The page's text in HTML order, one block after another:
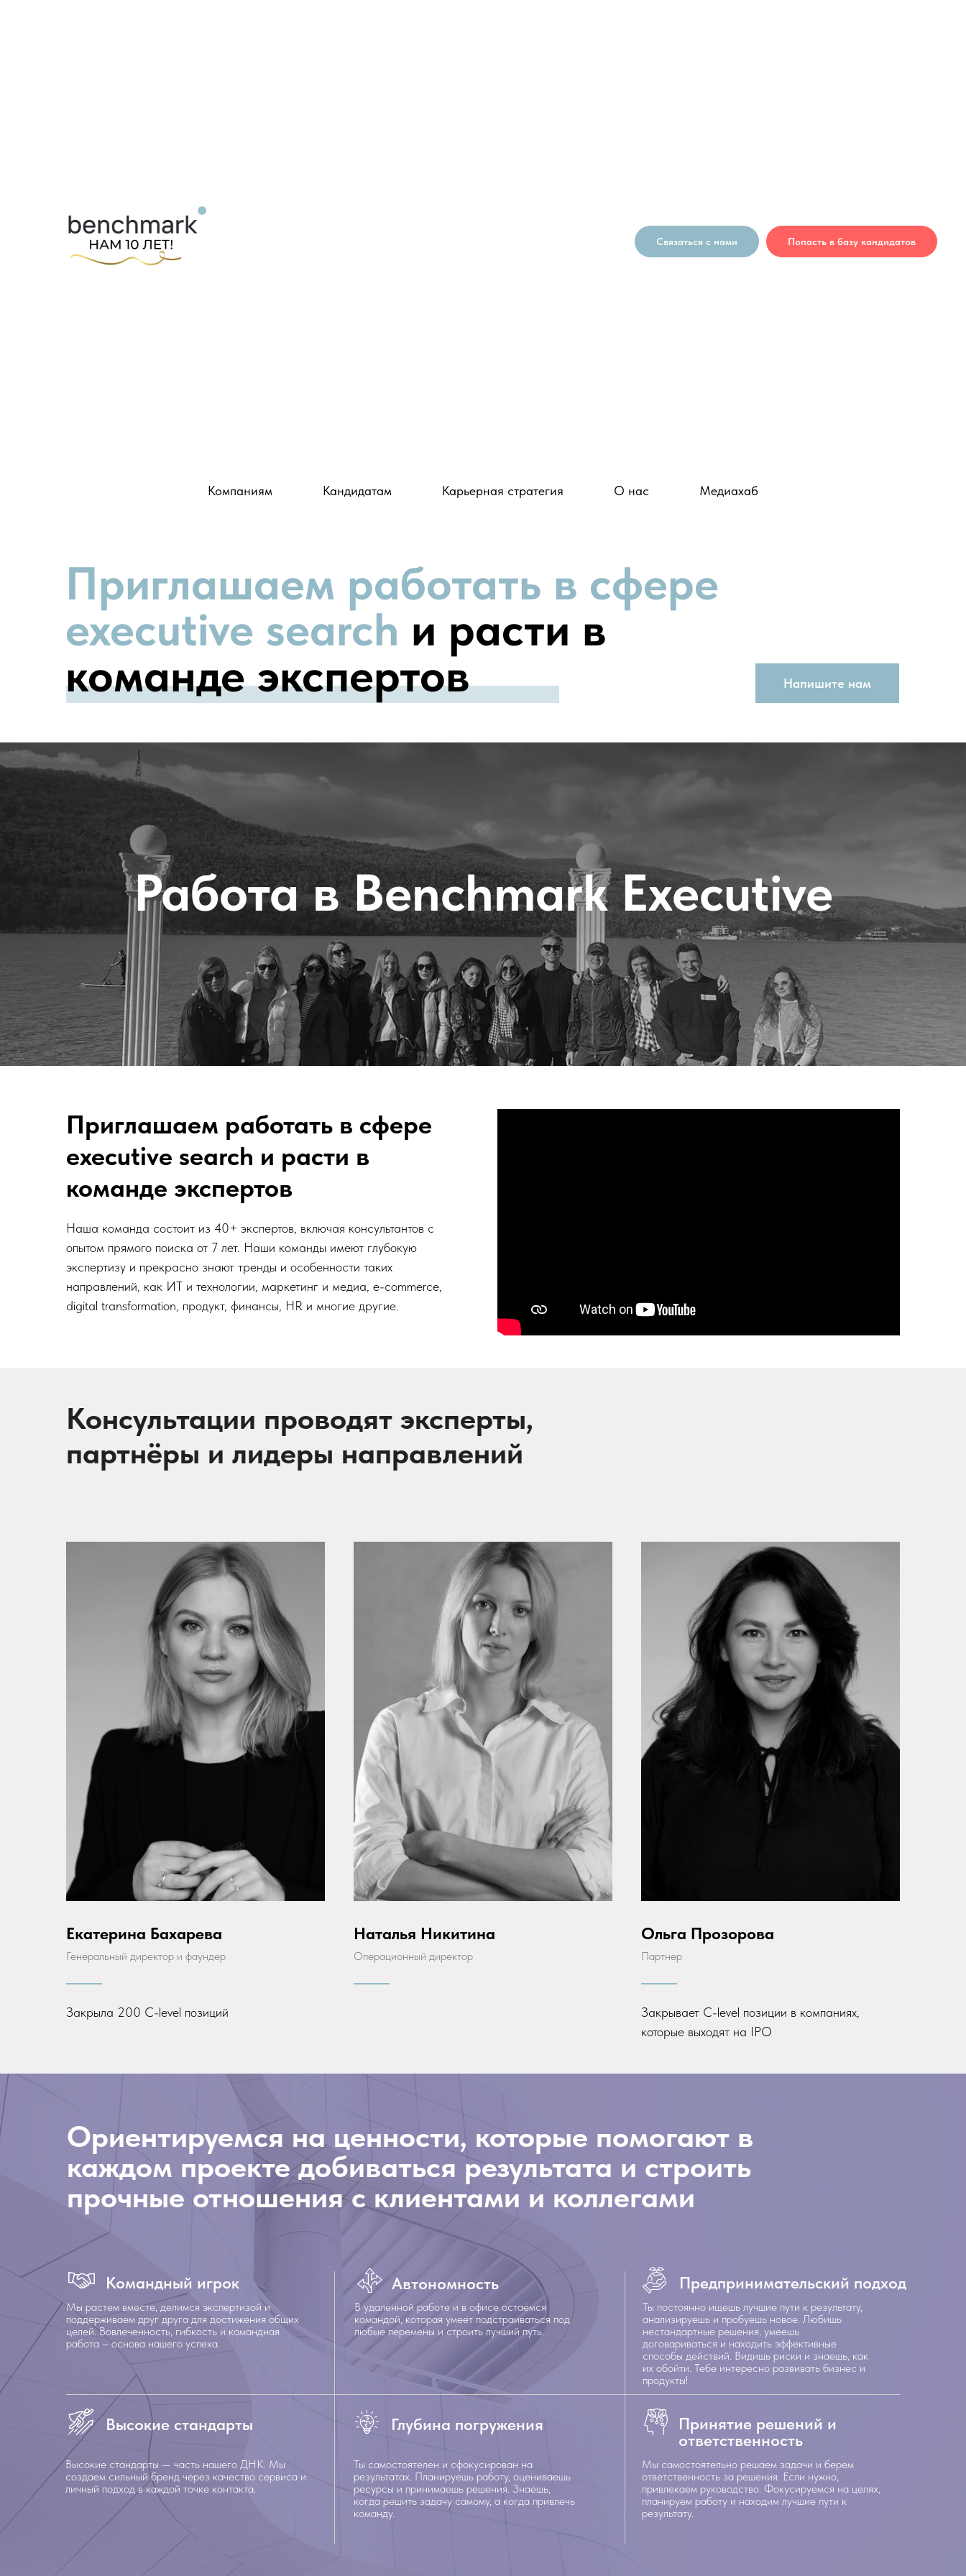
Связаться с нами Попасть в базу кандидатов
Компаниям Кандидатам Карьерная стратегия О нас Медиахаб
Приглашаем работать в сфере
executive search и расти в
команде экспертов
Напишите нам
Работа в Benchmark Executive
Приглашаем работать в сфере
executive search и расти в
команде экспертов
Наша команда состоит из 40+ экспертов, включая консультантов с
опытом прямого поиска от 7 лет. Наши команды имеют глубокую
экспертизу и прекрасно знают тренды и особенности таких
направлений, как ИТ и технологии, маркетинг и медиа, e-commerce,
digital transformation, продукт, финансы, HR и многие другие.
Консультации проводят эксперты,
партнёры и лидеры направлений
Екатерина Бахарева
Генеральный директор и фаундер
Закрыла 200 C-level позиций
Наталья Никитина
Операционный директор
Ольга Прозорова
Партнер
Закрывает C-level позиции в компаниях,
которые выходят на IPO
Командный игрок
Высокие стандарты
Автономность
Глубина погружения
Предпринимательский подход
Принятие решений и
ответственность
Мы растем вместе, делимся экспертизой и
поддерживаем друг друга для достижения общих
целей. Вовлеченность, гибкость и командная
работа – основа нашего успеха.
Высокие стандарты — часть нашего ДНК. Мы
создаем сильный бренд через качество сервиса и
личный подход в каждой точке контакта.
В удалённой работе и в офисе остаёмся
командой, которая умеет подстраиваться под
любые перемены и строить лучший путь.
Ты самостоятелен и сфокусирован на
результатах. Планируешь работу, оцениваешь
ресурсы и принимаешь решения. Знаешь,
когда решить задачу самому, а когда привлечь
команду.
Ты постоянно ищешь лучшие пути к результату,
анализируешь и пробуешь новое. Любишь
нестандартные решения, умеешь
договариваться и находить эффективные
способы действий. Видишь риски и знаешь, как
их обойти. Тебе интересно развивать бизнес и
продукты!
Мы самостоятельно решаем задачи и берем
ответственность за решения. Если нужно,
привлекаем руководство. Фокусируемся на целях,
планируем работу и находим лучшие пути к
результату.
Ориентируемся на ценности, которые помогают в
каждом проекте добиваться результата и строить
прочные отношения с клиентами и коллегами